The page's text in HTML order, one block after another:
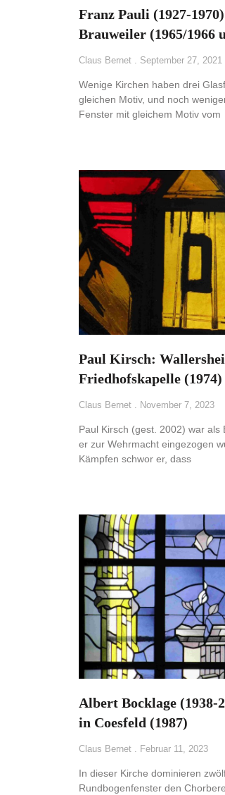
Franz Pauli (1927-
Brauweiler (1965/1966
Claus Bernet September 27, 2021
Wenige Kirchen haben drei
gleichen Motiv, und noch
Fenster mit gleichem Motiv vom
Paul Kirsch:
Friedhofskapelle (1974)
Claus Bernet November 7, 2023
Paul Kirsch (gest. 2002) war als
er zur Wehrmacht eingezogen
Kämpfen schwor er, dass
Albert Bocklage (1938-
in Coesfeld (1987)
Claus Bernet Februar 11, 2023
In dieser Kirche dominieren
Rundbogenfenster den